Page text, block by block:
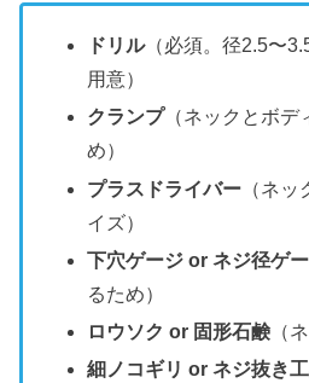
ドリル（必須。径2.5〜
用意）
クランプ（ネックとボデ
め）
プラスドライバー （ネ
イズ）
下穴ゲージ or ネジ径ゲ
るため）
ロウソク or 固形石鹸 （
細ノコギリ or ネジ抜き